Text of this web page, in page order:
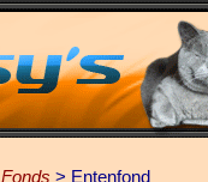
Fonds > Entenfond